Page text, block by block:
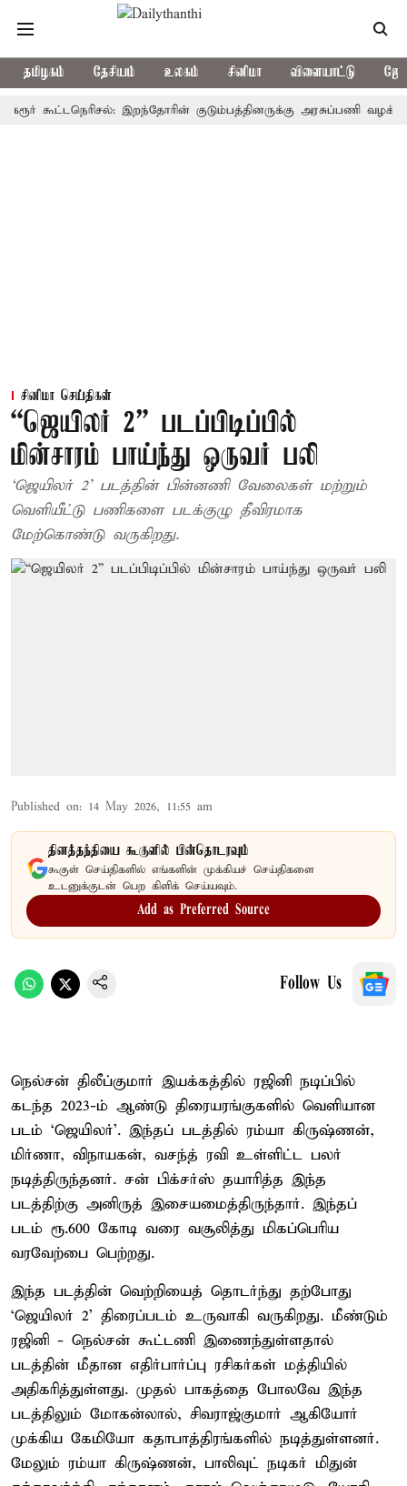
தமிழகம் தேசியம் உலகம் சினிமா விளையாட்டு
இறந்தோரின் குடும்பத்தினருக்கு அரசுப்பணி வழக்கு;
சினிமா செய்திகள்
“ஜெயிலர் 2” படப்பிடிப்பில்
மின்சாரம் பாய்ந்து ஒருவர் பலி
‘ஜெயிலர் 2’ படத்தின் பின்னணி வேலைகள் மற்றும்
வெளியீட்டு பணிகளை படக்குழு தீவிரமாக
மேற்கொண்டு வருகிறது.
Published on: 14 May 2026, 11:55 am
தினத்தந்தியை கூகுளில் பின்தொடரவும்
கூகுள் செய்திகளில் எங்களின் முக்கியச் செய்திகளை
உடனுக்குடன் பெற கிளிக் செய்யவும்.
Add as Preferred Source
Follow Us
நெல்சன் திலீப்குமார் இயக்கத்தில் ரஜினி நடிப்பில்
கடந்த 2023-ம் ஆண்டு திரையரங்குகளில் வெளியான
படம் ‘ஜெயிலர்’. இந்தப் படத்தில் ரம்யா கிருஷ்ணன்,
மிர்ணா, விநாயகன், வசந்த் ரவி உள்ளிட்ட பலர்
நடித்திருந்தனர். சன் பிக்சர்ஸ் தயாரித்த இந்த
படத்திற்கு அனிருத் இசையமைத்திருந்தார். இந்தப்
படம் ரூ.600 கோடி வரை வசூலித்து மிகப்பெரிய
வரவேற்பை பெற்றது.
இந்த படத்தின் வெற்றியைத் தொடர்ந்து தற்போது
‘ஜெயிலர் 2’ திரைப்படம் உருவாகி வருகிறது. மீண்டும்
ரஜினி - நெல்சன் கூட்டணி இணைந்துள்ளதால்
படத்தின் மீதான எதிர்பார்ப்பு ரசிகர்கள் மத்தியில்
அதிகரித்துள்ளது. முதல் பாகத்தை போலவே இந்த
படத்திலும் மோகன்லால், சிவராஜ்குமார் ஆகியோர்
முக்கிய கேமியோ கதாபாத்திரங்களில் நடித்துள்ளனர்.
மேலும் ரம்யா கிருஷ்ணன், பாலிவுட் நடிகர் மிதுன்